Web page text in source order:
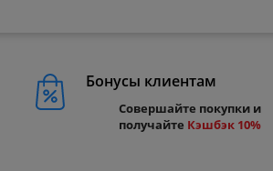
Бонусы клиентам
Совершайте покупки и
получайте Кэшбэк 10%